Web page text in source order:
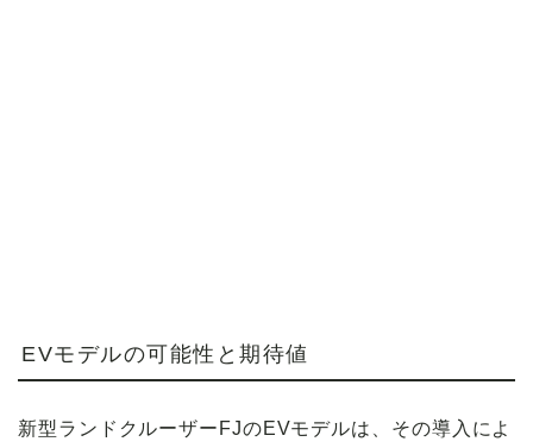
EVモデルの可能性と期待値
新型ランドクルーザーFJのEVモデルは、その導入によ